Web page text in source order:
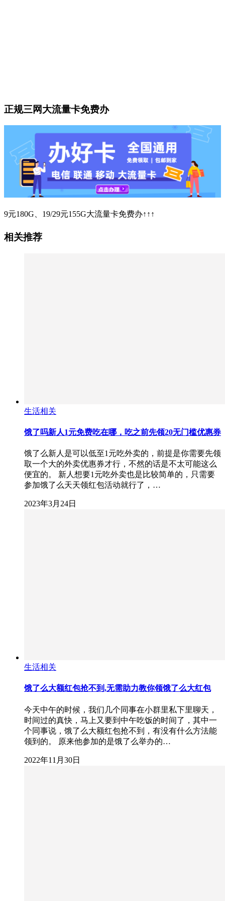
正规三网大流量卡免费办
9元180G、19/29元155G大流量卡免费办↑↑↑
相关推荐
生活相关
饿了吗新人1元免费吃在哪，吃之前先领20无门槛优惠券
饿了么新人是可以低至1元吃外卖的，前提是你需要先领
取一个大的外卖优惠券才行，不然的话是不太可能这么
便宜的。 新人想要1元吃外卖也是比较简单的，只需要
参加饿了么天天领红包活动就行了，…
2023年3月24日
生活相关
饿了么大额红包抢不到,无需助力教你领饿了么大红包
今天中午的时候，我们几个同事在小群里私下里聊天，
时间过的真快，马上又要到中午吃饭的时间了，其中一
个同事说，饿了么大额红包抢不到，有没有什么方法能
领到的。 原来他参加的是饿了么举办的…
2022年11月30日